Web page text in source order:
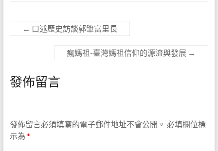
← 口述歷史訪談郭肇富里長
瘋媽祖-臺灣媽祖信仰的源流與發展 →
發佈留言
發佈留言必須填寫的電子郵件地址不會公開。 必填欄位標
示為 *